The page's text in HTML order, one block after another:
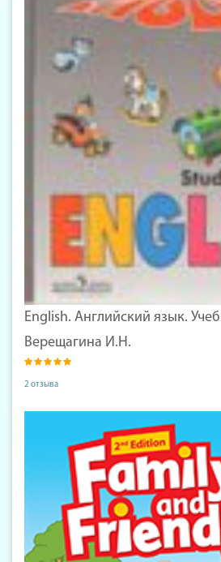
English. Английский язык.
Верещагина И.Н.
2 отзыва